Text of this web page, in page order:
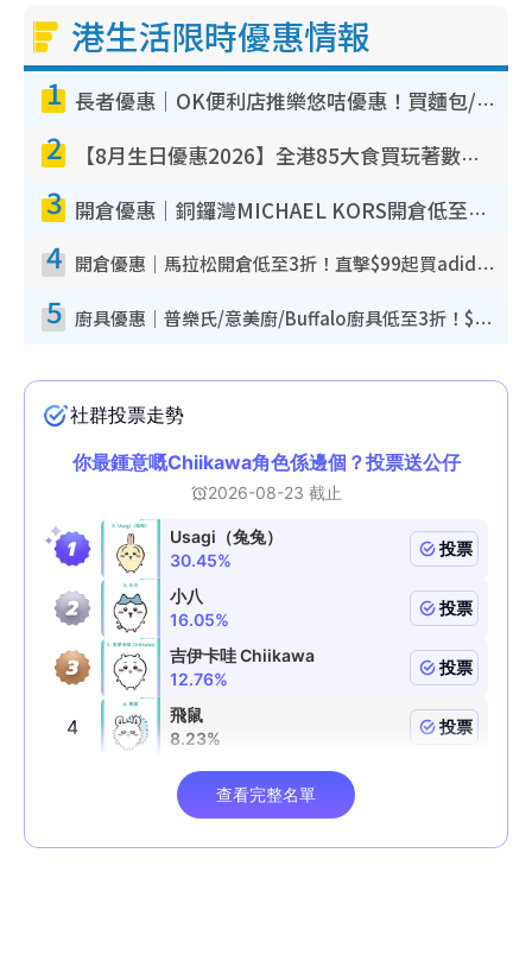
港生活限時優惠情報
1 長者優惠｜OK便利店推樂悠咭優惠！買麵包/牛奶/保健品拍卡即減
2 【8月生日優惠2026】全港85大食買玩著數攻略 自助餐/火鍋放題同行免費＋誠品/DONKI送現金券
3 開倉優惠｜銅鑼灣MICHAEL KORS開倉低至17折！直擊$500起買手袋/銀包/鞋款 必買經典Jet Set系列
4 開倉優惠｜馬拉松開倉低至3折！直擊$99起買adidas／New Balance／Puma鞋款 STANLEY保溫杯劈價至$119起
5 廚具優惠｜普樂氏/意美廚/Buffalo廚具低至3折！$89起買煎鍋／炒鑊／個人鍋 同場小家電激減至$99起